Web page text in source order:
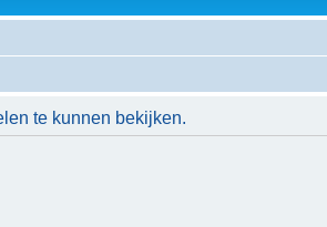
te kunnen bekijken.